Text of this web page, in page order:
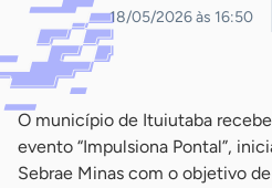
18/05/2026 às 16:50
O município de Ituiutaba
evento “Impulsiona Pontal”,
Sebrae Minas com o objetivo